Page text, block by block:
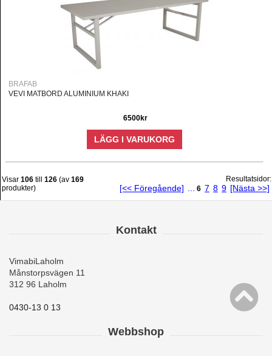
BRAFAB
VEVI MATBORD ALUMINIUM KHAKI
6500kr
LÄGG I VARUKORG
Visar 106 till 126 (av 169
produkter)
Resultatsidor:
[<< Föregående] 6 7 8 9 [Nästa >>]
Kontakt
VimabiLaholm
Månstorpsvägen 11
312 96 Laholm
0430-13 0 13
Webbshop